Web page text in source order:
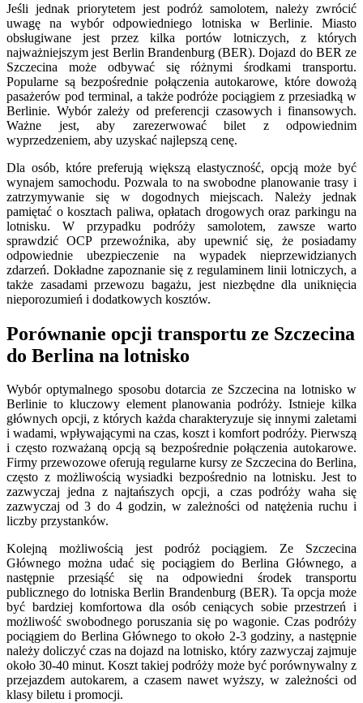
Jeśli jednak priorytetem jest podróż samolotem, należy zwrócić
uwagę na wybór odpowiedniego lotniska w Berlinie. Miasto
obsługiwane jest przez kilka portów lotniczych, z których
najważniejszym jest Berlin Brandenburg (BER). Dojazd do BER ze
Szczecina może odbywać się różnymi środkami transportu.
Popularne są bezpośrednie połączenia autokarowe, które dowożą
pasażerów pod terminal, a także podróże pociągiem z przesiadką w
Berlinie. Wybór zależy od preferencji czasowych i finansowych.
Ważne jest, aby zarezerwować bilet z odpowiednim
wyprzedzeniem, aby uzyskać najlepszą cenę.
Dla osób, które preferują większą elastyczność, opcją może być
wynajem samochodu. Pozwala to na swobodne planowanie trasy i
zatrzymywanie się w dogodnych miejscach. Należy jednak
pamiętać o kosztach paliwa, opłatach drogowych oraz parkingu na
lotnisku. W przypadku podróży samolotem, zawsze warto
sprawdzić OCP przewoźnika, aby upewnić się, że posiadamy
odpowiednie ubezpieczenie na wypadek nieprzewidzianych
zdarzeń. Dokładne zapoznanie się z regulaminem linii lotniczych, a
także zasadami przewozu bagażu, jest niezbędne dla uniknięcia
nieporozumień i dodatkowych kosztów.
Porównanie opcji transportu ze Szczecina
do Berlina na lotnisko
Wybór optymalnego sposobu dotarcia ze Szczecina na lotnisko w
Berlinie to kluczowy element planowania podróży. Istnieje kilka
głównych opcji, z których każda charakteryzuje się innymi zaletami
i wadami, wpływającymi na czas, koszt i komfort podróży. Pierwszą
i często rozważaną opcją są bezpośrednie połączenia autokarowe.
Firmy przewozowe oferują regularne kursy ze Szczecina do Berlina,
często z możliwością wysiadki bezpośrednio na lotnisku. Jest to
zazwyczaj jedna z najtańszych opcji, a czas podróży waha się
zazwyczaj od 3 do 4 godzin, w zależności od natężenia ruchu i
liczby przystanków.
Kolejną możliwością jest podróż pociągiem. Ze Szczecina
Głównego można udać się pociągiem do Berlina Głównego, a
następnie przesiąść się na odpowiedni środek transportu
publicznego do lotniska Berlin Brandenburg (BER). Ta opcja może
być bardziej komfortowa dla osób ceniących sobie przestrzeń i
możliwość swobodnego poruszania się po wagonie. Czas podróży
pociągiem do Berlina Głównego to około 2-3 godziny, a następnie
należy doliczyć czas na dojazd na lotnisko, który zazwyczaj zajmuje
około 30-40 minut. Koszt takiej podróży może być porównywalny z
przejazdem autokarem, a czasem nawet wyższy, w zależności od
klasy biletu i promocji.